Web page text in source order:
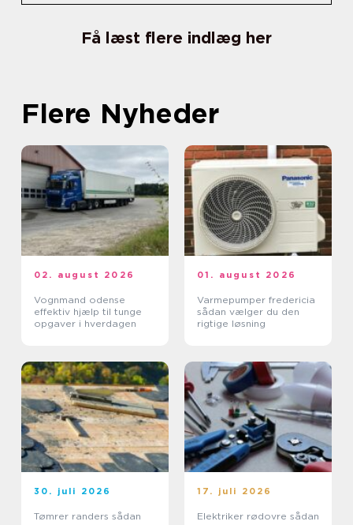
Få læst flere indlæg her
Flere Nyheder
02. august 2026
Vognmand odense
effektiv hjælp til tunge
opgaver i hverdagen
01. august 2026
Varmepumper fredericia
sådan vælger du den
rigtige løsning
30. juli 2026
Tømrer randers sådan
17. juli 2026
Elektriker rødovre sådan